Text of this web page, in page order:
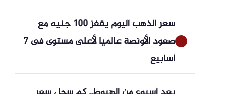
سعر الذهب اليوم يقفز 100 جنيه مع
صعود الأونصة عالميا لأعلى مستوى فى 7
أسابيع